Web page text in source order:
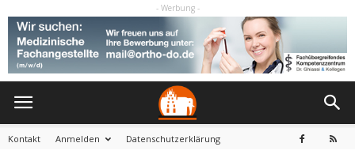
Kontakt Anmelden Datenschutzerklärung
- Werbung -